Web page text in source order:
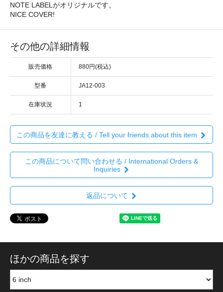
NOTE LABELがオリジナルです。
NICE COVER!
その他の詳細情報
販売価格 880円(税込)
型番 JA12-003
在庫状況 1
この商品を友達に教える / Tell your friends about this item
この商品について問い合わせる / International Orders &
Inquiries
返品について
ほかの商品を探す